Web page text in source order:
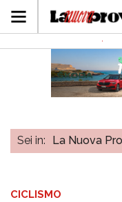
Sei in: La Nuova
CICLISMO